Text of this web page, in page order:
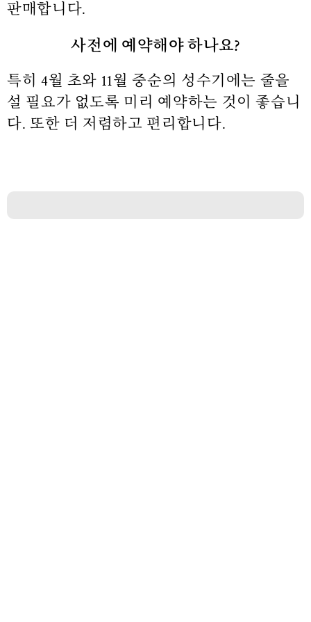
판매합니다.
사전에 예약해야 하나요?
특히 4월 초와 11월 중순의 성수기에는 줄을
설 필요가 없도록 미리 예약하는 것이 좋습니
다. 또한 더 저렴하고 편리합니다.